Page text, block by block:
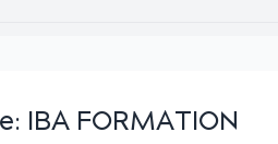
IBA FORMATION